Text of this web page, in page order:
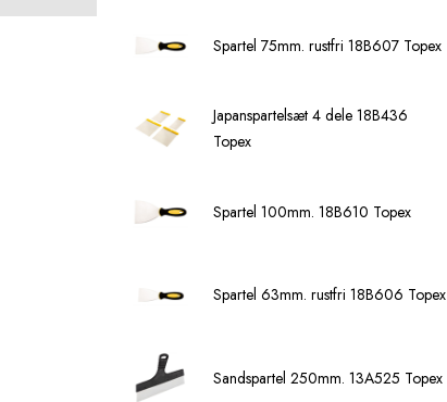
Spartel 75mm. rustfri 18B607 Topex
Japanspartelsæt 4 dele 18B436
Topex
Spartel 100mm. 18B610 Topex
Spartel 63mm. rustfri 18B606 Topex
Sandspartel 250mm. 13A525 Topex